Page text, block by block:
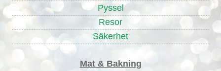
Pyssel
Resor
Säkerhet
Mat & Bakning